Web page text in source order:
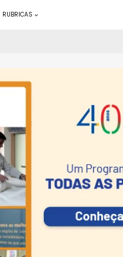
RUBRICAS